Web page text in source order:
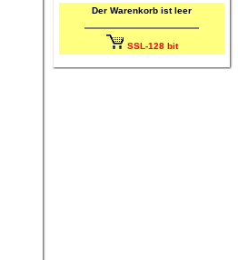
Der Warenkorb ist leer
SSL-128 bit